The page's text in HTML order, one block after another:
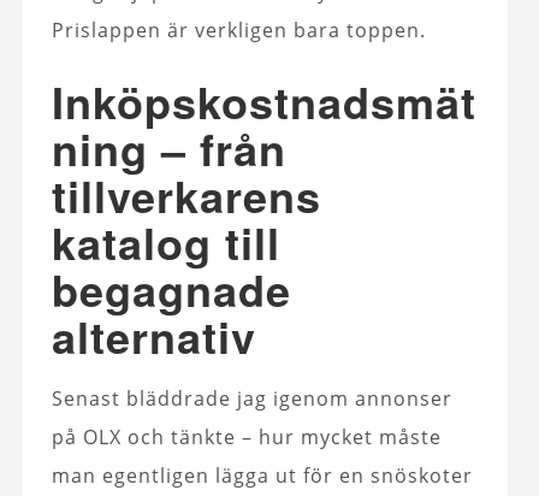
Prislappen är verkligen bara toppen.
Inköpskostnadsmät
ning – från
tillverkarens
katalog till
begagnade
alternativ
Senast bläddrade jag igenom annonser
på OLX och tänkte – hur mycket måste
man egentligen lägga ut för en snöskoter